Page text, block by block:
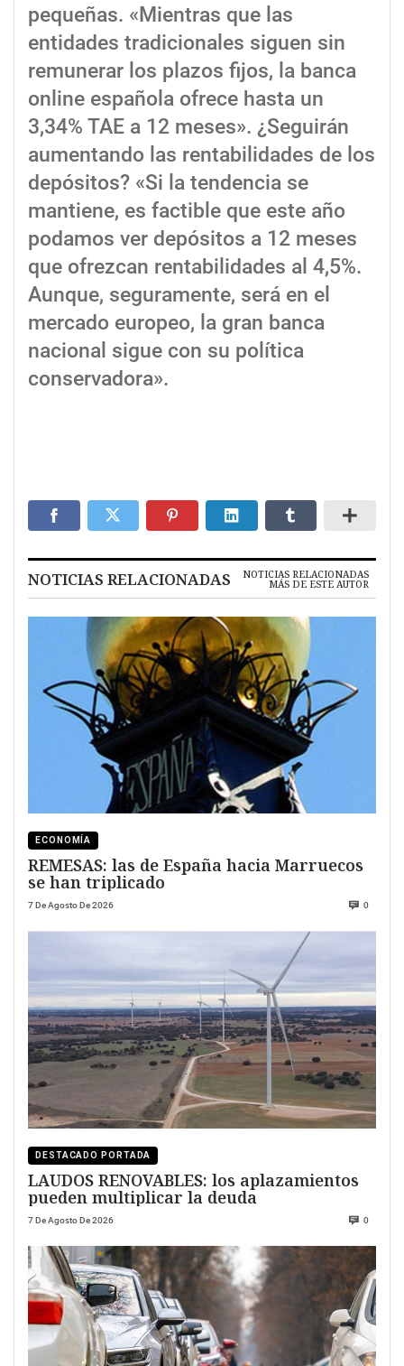
pequeñas. «Mientras que las
entidades tradicionales siguen sin
remunerar los plazos fijos, la banca
online española ofrece hasta un
3,34% TAE a 12 meses». ¿Seguirán
aumentando las rentabilidades de los
depósitos? «Si la tendencia se
mantiene, es factible que este año
podamos ver depósitos a 12 meses
que ofrezcan rentabilidades al 4,5%.
Aunque, seguramente, será en el
mercado europeo, la gran banca
nacional sigue con su política
conservadora».
NOTICIAS RELACIONADAS NOTICIAS RELACIONADAS
MÁS DE ESTE AUTOR
ECONOMÍA
REMESAS: las de España hacia Marruecos
se han triplicado
7 De Agosto De 2026 0
DESTACADO PORTADA
LAUDOS RENOVABLES: los aplazamientos
pueden multiplicar la deuda
7 De Agosto De 2026 0